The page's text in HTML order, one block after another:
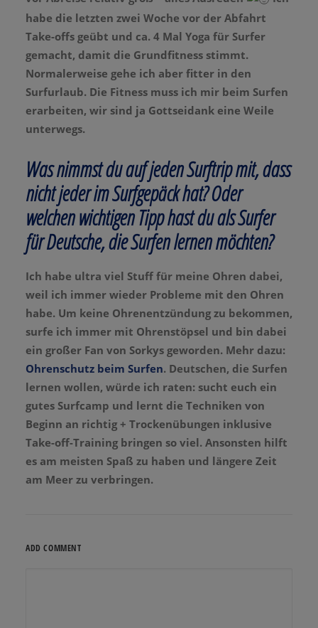
habe die letzten zwei Woche vor der Abfahrt
Take-offs geübt und ca. 4 Mal Yoga für Surfer
gemacht, damit die Grundfitness stimmt.
Normalerweise gehe ich aber fitter in den
Surfurlaub. Die Fitness muss ich mir beim Surfen
erarbeiten, wir sind ja Gottseidank eine Weile
unterwegs.
Was nimmst du auf jeden Surftrip mit, dass
nicht jeder im Surfgepäck hat? Oder
welchen wichtigen Tipp hast du als Surfer
für Deutsche, die Surfen lernen möchten?
Ich habe ultra viel Stuff für meine Ohren dabei,
weil ich immer wieder Probleme mit den Ohren
habe. Um keine Ohrenentzündung zu bekommen,
surfe ich immer mit Ohrenstöpsel und bin dabei
ein großer Fan von Sorkys geworden. Mehr dazu:
Ohrenschutz beim Surfen. Deutschen, die Surfen
lernen wollen, würde ich raten: sucht euch ein
gutes Surfcamp und lernt die Techniken von
Beginn an richtig + Trockenübungen inklusive
Take-off-Training bringen so viel. Ansonsten hilft
es am meisten Spaß zu haben und längere Zeit
am Meer zu verbringen.
ADD COMMENT